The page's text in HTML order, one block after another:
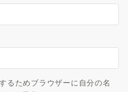
るためブラウザーに自分の名